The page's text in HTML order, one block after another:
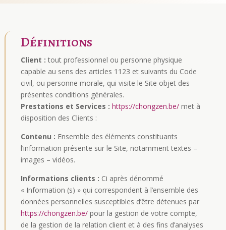
Définitions
Client : tout professionnel ou personne physique
capable au sens des articles 1123 et suivants du Code
civil, ou personne morale, qui visite le Site objet des
présentes conditions générales.
Prestations et Services : https://chongzen.be/met à
disposition des Clients :
Contenu : Ensemble des éléments constituants
l’information présente sur le Site, notamment textes –
images – vidéos.
Informations clients : Ci après dénommé
« Information (s) » qui correspondent à l’ensemble des
données personnelles susceptibles d’être détenues par
https://chongzen.be/pour la gestion de votre compte,
de la gestion de la relation client et à des fins d’analyses